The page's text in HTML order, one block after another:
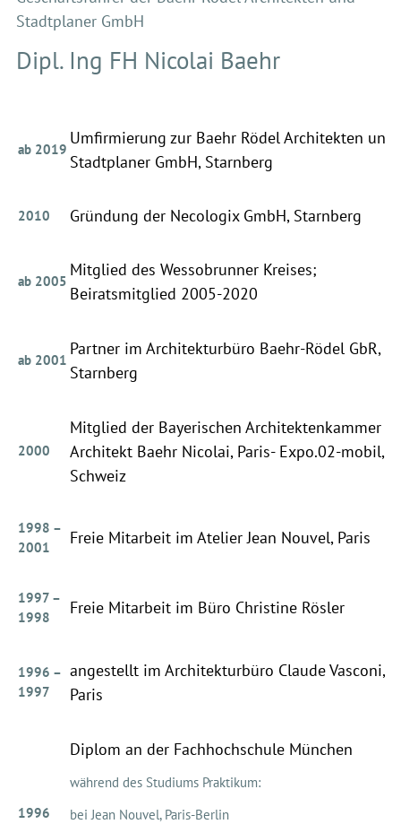
Stadtplaner GmbH
Dipl. Ing FH Nicolai Baehr
ab 2019
Umfirmierung zur Baehr Rödel Architekten und
Stadtplaner GmbH, Starnberg
2010 Gründung der Necologix GmbH, Starnberg
ab 2005
Mitglied des Wessobrunner Kreises;
Beiratsmitglied 2005-2020
ab 2001
Partner im Architekturbüro Baehr-Rödel GbR,
Starnberg
2000
Mitglied der Bayerischen Architektenkammer
Architekt Baehr Nicolai, Paris- Expo.02-mobil,
Schweiz
1998 –
2001
Freie Mitarbeit im Atelier Jean Nouvel, Paris
1997 –
1998
Freie Mitarbeit im Büro Christine Rösler
1996 –
1997
angestellt im Architekturbüro Claude Vasconi,
Paris
1996
Diplom an der Fachhochschule München
während des Studiums Praktikum:
bei Jean Nouvel, Paris-Berlin